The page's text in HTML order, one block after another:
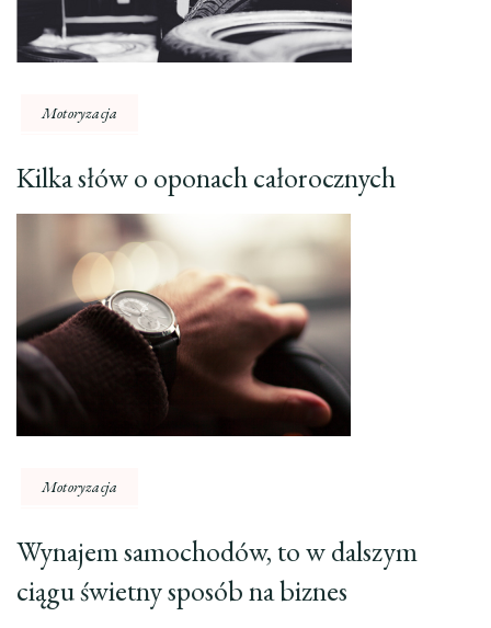
Motoryzacja
Kilka słów o oponach całorocznych
Motoryzacja
Wynajem samochodów, to w dalszym
ciągu świetny sposób na biznes